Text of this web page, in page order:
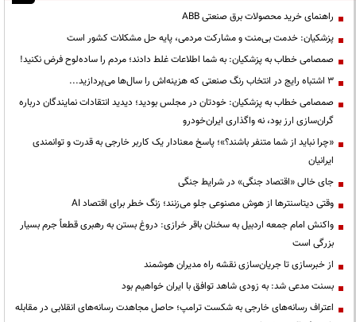
راهنمای خرید محصولات برق صنعتی ABB
پزشکیان: خدمت بی‌منت و مشارکت مردمی، پایه حل مشکلات کشور است
صمصامی خطاب به پزشکیان: به شما اطلاعات غلط دادند؛ مردم را ساده‌لوح فرض نکنید!
3 اشتباه رایج در انتخاب رنگ صنعتی که هزینه‌اش را سال‌ها می‌پردازید...
صمصامی خطاب به پزشکیان: خودتان در مجلس بودید؛ دیدید انتقادات نمایندگان درباره
گران‌سازی ارز بود، نه واگذاری ایران‌خودرو
«چرا نباید از شما متنفر باشند؟»؛ پاسخ معنادار یک کاربر خارجی به قدرت و توانمندی
ایرانیان
جای خالی «اقتصاد جنگی» در شرایط جنگی
وقتی دیتاسنترها از هوش مصنوعی جلو می‌زنند؛ زنگ خطر برای اقتصاد AI
واکنش امام جمعه اردبیل به سخنان باقر خرازی: دروغ بستن به رهبری قطعاً جرم بسیار
بزرگی است
از خبرسازی تا جریان‌سازی نقشه راه مدیران هوشمند
بسنت مدعی شد: به زودی شاهد توافق با ایران خواهیم بود
اعتراف رسانه‌های خارجی به شکست ترامپ؛ حاصل مجاهدت رسانه‌های انقلابی در مقابله